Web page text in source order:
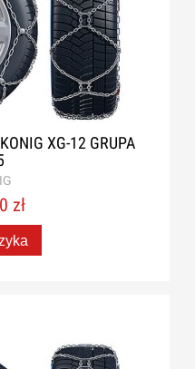
XG-12 GRUPA
zł